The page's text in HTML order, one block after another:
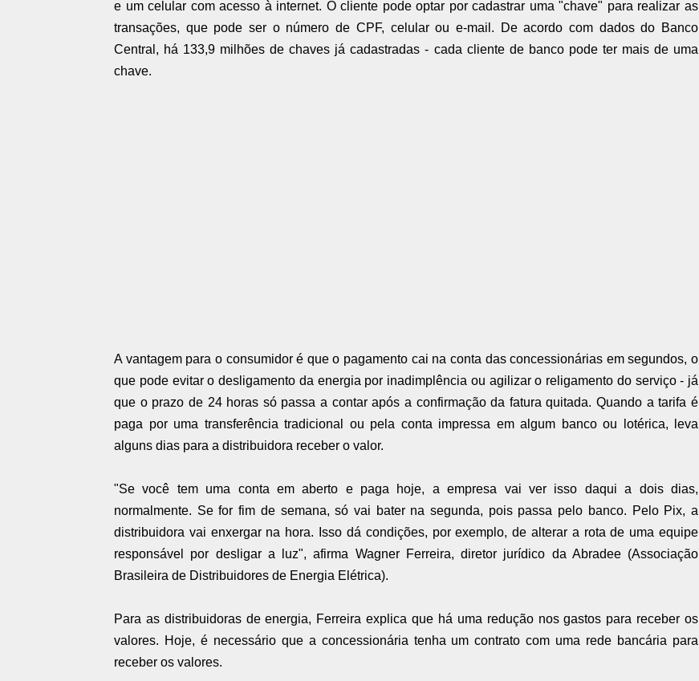
e um celular com acesso à internet. O cliente pode optar por cadastrar uma "chave" para realizar as
transações, que pode ser o número de CPF, celular ou e-mail. De acordo com dados do Banco
Central, há 133,9 milhões de chaves já cadastradas - cada cliente de banco pode ter mais de uma
chave.
A vantagem para o consumidor é que o pagamento cai na conta das concessionárias em segundos, o
que pode evitar o desligamento da energia por inadimplência ou agilizar o religamento do serviço - já
que o prazo de 24 horas só passa a contar após a confirmação da fatura quitada. Quando a tarifa é
paga por uma transferência tradicional ou pela conta impressa em algum banco ou lotérica, leva
alguns dias para a distribuidora receber o valor.
"Se você tem uma conta em aberto e paga hoje, a empresa vai ver isso daqui a dois dias,
normalmente. Se for fim de semana, só vai bater na segunda, pois passa pelo banco. Pelo Pix, a
distribuidora vai enxergar na hora. Isso dá condições, por exemplo, de alterar a rota de uma equipe
responsável por desligar a luz", afirma Wagner Ferreira, diretor jurídico da Abradee (Associação
Brasileira de Distribuidores de Energia Elétrica).
Para as distribuidoras de energia, Ferreira explica que há uma redução nos gastos para receber os
valores. Hoje, é necessário que a concessionária tenha um contrato com uma rede bancária para
receber os valores.